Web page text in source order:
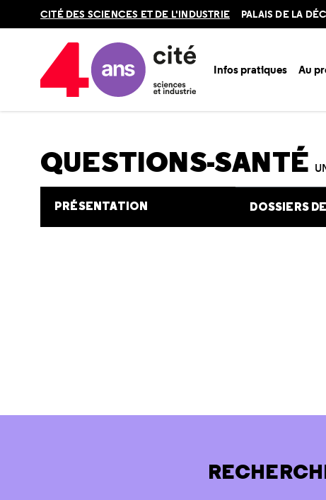
en
CITÉ DES SCIENCES ET DE L'INDUSTRIE PALAIS DE LA
Infos pratiques Au
Accueil Au programme
QUESTIONS-SANTÉ
PRÉSENTATION DOSSIERS